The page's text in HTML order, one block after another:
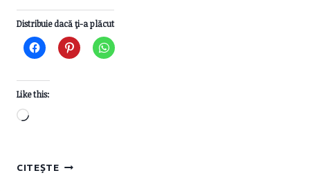
Distribuie dacă ţi-a plăcut
Like this:
Loading…
CITEȘTECELE